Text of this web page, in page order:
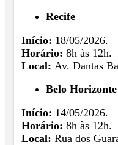
Recife
Início: 18/05/2026.
Horário: 8h às 12h.
Local: Av. Dantas
Belo Horizonte
Início: 14/05/2026.
Horário: 8h às 12h.
Local: Rua dos